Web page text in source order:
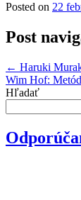
Posted on 22
Post
← Haruki
Wim Hof:
Hľadať